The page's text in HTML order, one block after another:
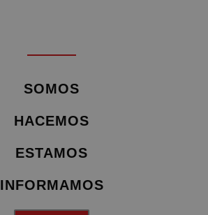
SOMOS
HACEMOS
ESTAMOS
INFORMAMOS